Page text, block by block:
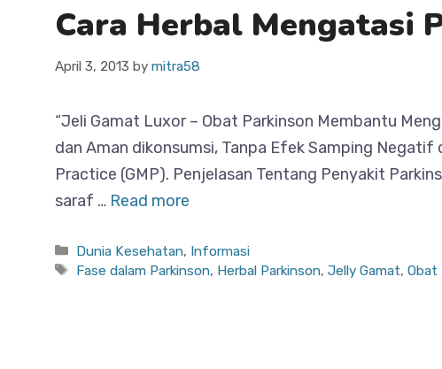
Cara Herbal Mengatasi
April 3, 2013 by mitra58
“Jeli Gamat Luxor – Obat Parkinson Membantu
dan Aman dikonsumsi, Tanpa Efek Samping
Practice (GMP). Penjelasan Tentang Penyakit
saraf … Read more
Categories
Dunia Kesehatan, Informasi
Tags
Fase dalam Parkinson, Herbal Parkinson,Jelly Gamat,Obat